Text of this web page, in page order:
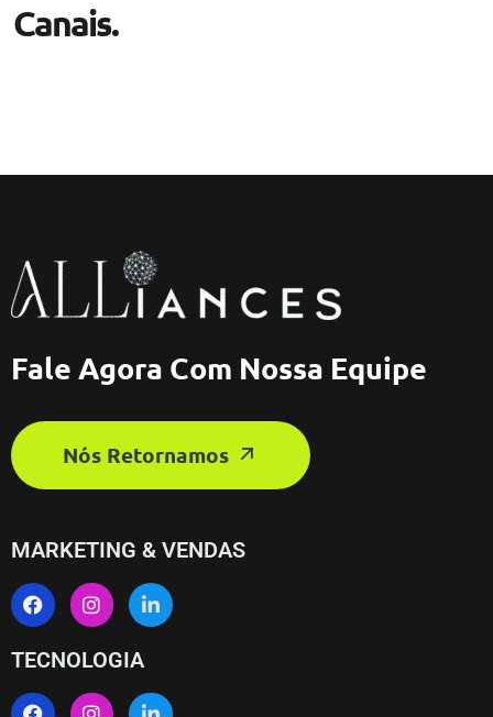
Canais.
Fale Agora Com Nossa Equipe
Nós Retornamos
MARKETING & VENDAS
TECNOLOGIA